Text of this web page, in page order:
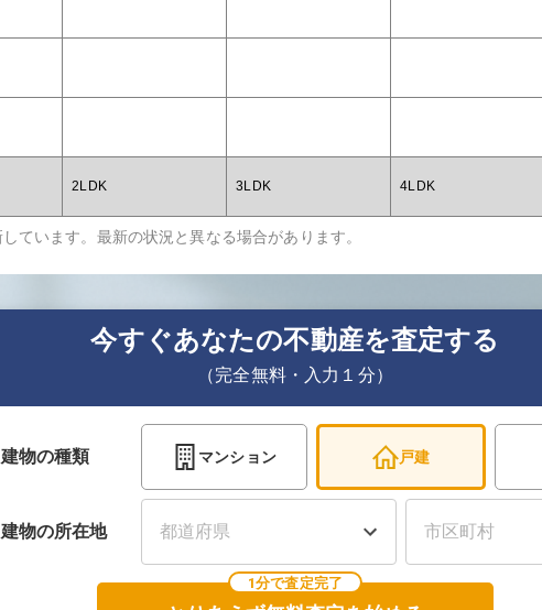
2LDK 3LDK 4LDK
ています。最新の状況と異なる場合があります。
今すぐあなたの不動産を査定する
（完全無料・入力１分）
物の種類 マンション 戸建
建物の所在地
1分で査定完了